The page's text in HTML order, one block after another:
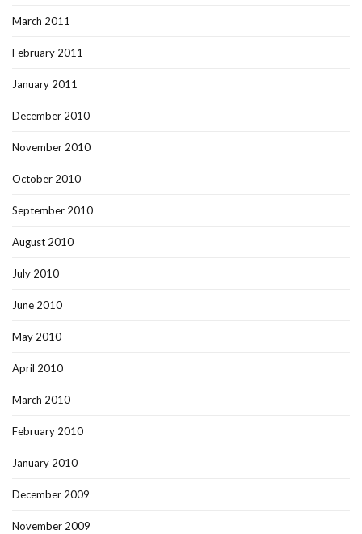
March 2011
February 2011
January 2011
December 2010
November 2010
October 2010
September 2010
August 2010
July 2010
June 2010
May 2010
April 2010
March 2010
February 2010
January 2010
December 2009
November 2009